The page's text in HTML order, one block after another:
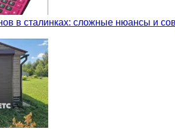
в сталинках: сложные нюансы и